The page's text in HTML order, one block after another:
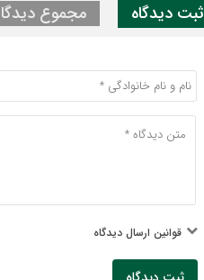
ثبت دیدگاه مجموع
قوانین ارسال دیدگاه